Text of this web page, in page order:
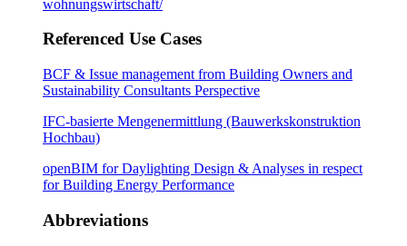
wohnungswirtschaft/
Referenced Use Cases
BCF & Issue management from Building Owners and
Sustainability Consultants Perspective
IFC-basierte Mengenermittlung (Bauwerkskonstruktion
Hochbau)
openBIM for Daylighting Design & Analyses in respect
for Building Energy Performance
Abbreviations